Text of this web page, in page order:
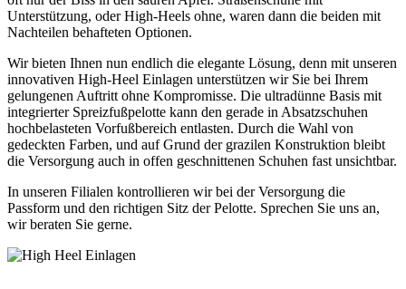
Unterstützung, oder High-Heels ohne, waren dann die beiden mit
Nachteilen behafteten Optionen.
Wir bieten Ihnen nun endlich die elegante Lösung, denn mit unseren
innovativen High-Heel Einlagen unterstützen wir Sie bei Ihrem
gelungenen Auftritt ohne Kompromisse. Die ultradünne Basis mit
integrierter Spreizfußpelotte kann den gerade in Absatzschuhen
hochbelasteten Vorfußbereich entlasten. Durch die Wahl von
gedeckten Farben, und auf Grund der grazilen Konstruktion bleibt
die Versorgung auch in offen geschnittenen Schuhen fast unsichtbar.
In unseren Filialen kontrollieren wir bei der Versorgung die
Passform und den richtigen Sitz der Pelotte. Sprechen Sie uns an,
wir beraten Sie gerne.